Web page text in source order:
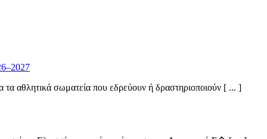
αθλητικά σωματεία που εδρεύουν ή δραστηριοποιούν [ ... ]